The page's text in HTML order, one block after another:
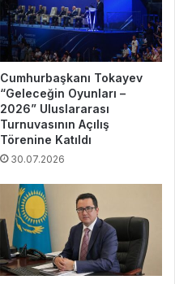
Cumhurbaşkanı Tokayev
“Geleceğin Oyunları –
2026” Uluslararası
Turnuvasının Açılış
Törenine Katıldı
30.07.2026